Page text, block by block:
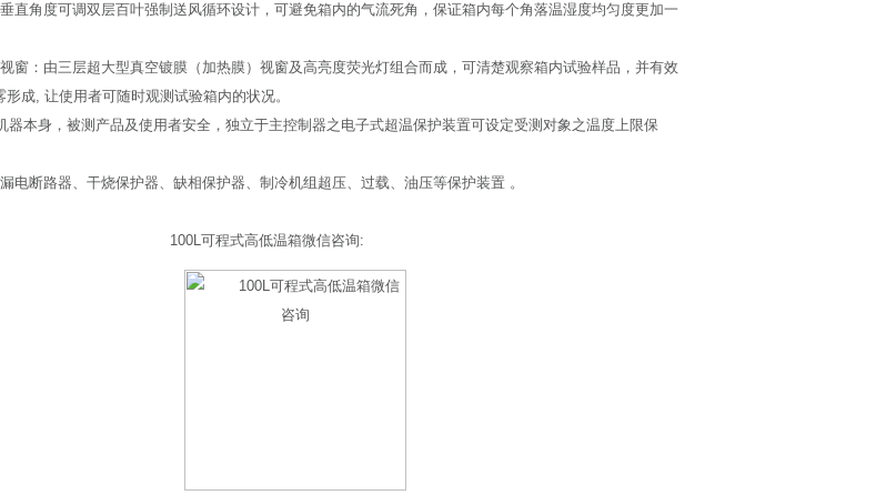
直角度可调双层百叶强制送风循环设计，可避免箱内的气流死角，保证箱内每个角落温湿度均匀度更加一
窗：由三层超大型真空镀膜（加热膜）视窗及高亮度荧光灯组合而成，可清楚观察箱内试验样品，并有效
成, 让使用者可随时观测试验箱内的状况。
器本身，被测产品及使用者安全，独立于主控制器之电子式超温保护装置可设定受测对象之温度上限保
电断路器、干烧保护器、缺相保护器、制冷机组超压、过载、油压等保护装置 。
100L可程式高低温箱微信咨询: